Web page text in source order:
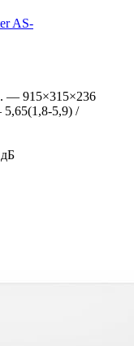
AS-
— 915×315×236
5,65(1,8-5,9) /